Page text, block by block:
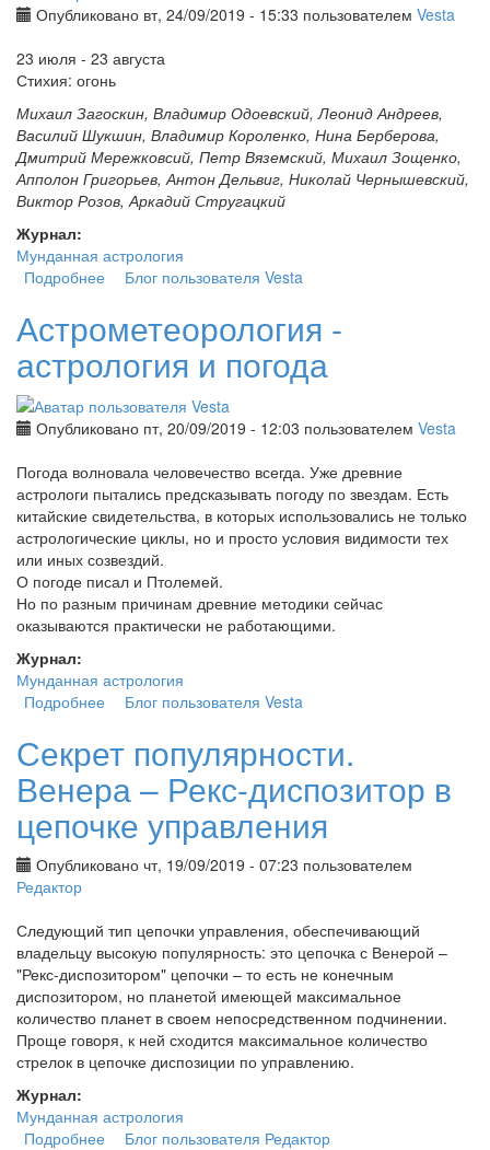
Опубликовано вт, 24/09/2019 - 15:33 пользователем Vesta
23 июля - 23 августа
Стихия: огонь
Михаил Загоскин, Владимир Одоевский, Леонид Андреев,
Василий Шукшин, Владимир Короленко, Нина Берберова,
Дмитрий Мережковсий, Петр Вяземский, Михаил Зощенко,
Апполон Григорьев, Антон Дельвиг, Николай Чернышевский,
Виктор Розов, Аркадий Стругацкий
Журнал:
Мунданная астрология
Подробнее о Астрология литературного творчества. Лев
Блог пользователя Vesta
Астрометеорология -
астрология и погода
Опубликовано пт, 20/09/2019 - 12:03 пользователем Vesta
Погода волновала человечество всегда. Уже древние
астрологи пытались предсказывать погоду по звездам. Есть
китайские свидетельства, в которых использовались не только
астрологические циклы, но и просто условия видимости тех
или иных созвездий.
О погоде писал и Птолемей.
Но по разным причинам древние методики сейчас
оказываются практически не работающими.
Журнал:
Мунданная астрология
Подробнее о Астрометеорология - астрология и погода
Блог пользователя Vesta
Секрет популярности.
Венера – Рекс-диспозитор в
цепочке управления
Опубликовано чт, 19/09/2019 - 07:23 пользователем
Редактор
Следующий тип цепочки управления, обеспечивающий
владельцу высокую популярность: это цепочка с Венерой –
"Рекс-диспозитором" цепочки – то есть не конечным
диспозитором, но планетой имеющей максимальное
количество планет в своем непосредственном подчинении.
Проще говоря, к ней сходится максимальное количество
стрелок в цепочке диспозиции по управлению.
Журнал:
Мунданная астрология
Подробнее о Секрет популярности. Венера – Рекс-диспозитор в
Блог пользователя Редактор